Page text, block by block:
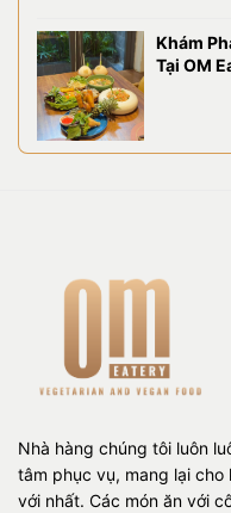
Khám
Tại OM
Nhà hàng chúng tôi luôn
tâm phục vụ, mang lại
với nhất. Các món ăn với